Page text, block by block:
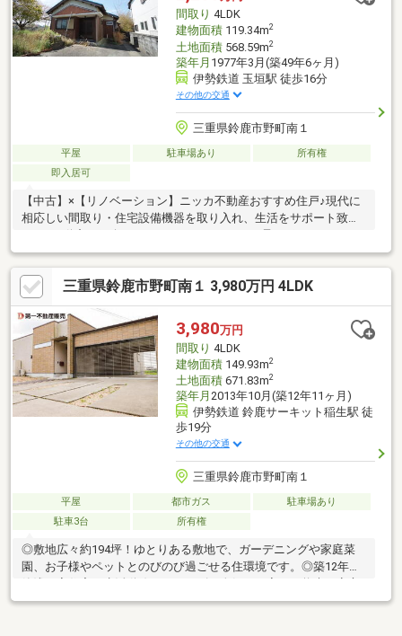
間取り 4LDK
建物面積119.34m2
土地面積568.59m2
築年月 1977年3月(築49年6ヶ月)
伊勢鉄道 玉垣駅 徒歩16分
その他の交通
三重県鈴鹿市野町南１
平屋 駐車場あり
所有権
即入居可
【中古】×【リノベーション】ニッカ不動産おすすめ住戸♪現代に
相応しい間取り・住宅設備機器を取り入れ、生活をサポート致し
不動産にお任せ下さい！＼＼家具や家電、住宅ローンに組込めま
す／／▼お電話でのご予約、ご質問・お問合せはこちらまで
▼TEL：0120-18-7549【通話無料】ニッカ不動産へ！～空家につ
き即日のご案内も可能！～お気兼ねなくお問合せくださいませ。
住宅ローンやリフォームのご相談も承ります！
三重県鈴鹿市野町南１ 3,980万円 4LDK
3,980万円
間取り 4LDK
建物面積149.93m2
土地面積671.83m2
築年月 2013年10月(築12年11ヶ月)
伊勢鉄道 鈴鹿サーキット稲生駅 徒
歩19分
その他の交通
三重県鈴鹿市野町南１
平屋 都市ガス
駐車場あり
駐車3台
所有権
◎敷地広々約194坪！ゆとりある敷地で、ガーデニングや家庭菜
園、お子様やペットとのびのび過ごせる住環境です。◎築12年の
して快適に暮らせます。◎南向きで陽当たり良好！室内には明る